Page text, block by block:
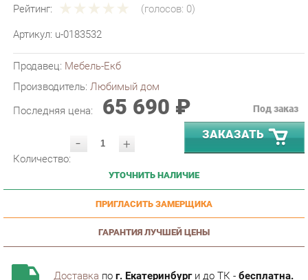
u-0183532
Производитель:Любимый дом
Последняя цена: 65 690 ₽
- ЗАКАЗАТЬ
УТОЧНИТЬ НАЛИЧИЕ
ПРИГЛАСИТЬ ЗАМЕРЩИКА
ГАРАНТИЯ ЛУЧШЕЙ ЦЕНЫ
Доставкапог. Екатеринбурги до ТК -бесплатна.